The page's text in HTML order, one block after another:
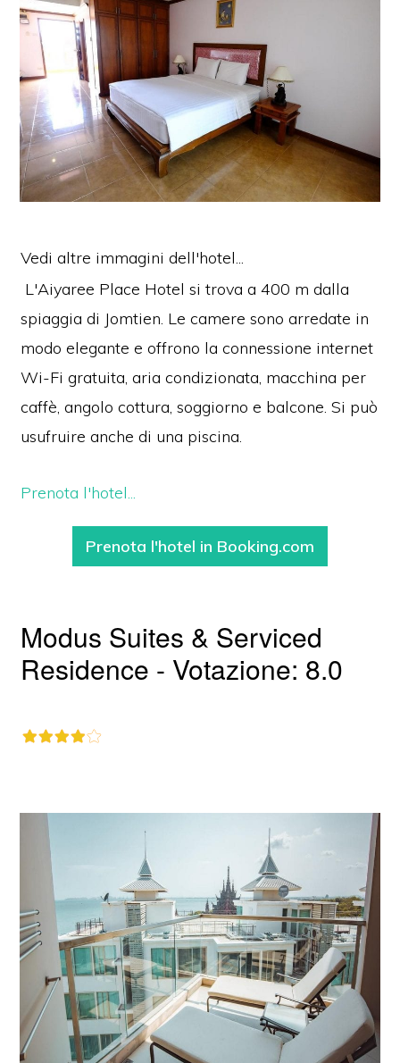
Vedi altre immagini dell'hotel...
L'Aiyaree Place Hotel si trova a 400 m dalla
spiaggia di Jomtien. Le camere sono arredate in
modo elegante e offrono la connessione internet
Wi-Fi gratuita, aria condizionata, macchina per
caffè, angolo cottura, soggiorno e balcone. Si può
usufruire anche di una piscina.
Prenota l'hotel...
Prenota l'hotel in Booking.com
Modus Suites & Serviced
Residence - Votazione: 8.0